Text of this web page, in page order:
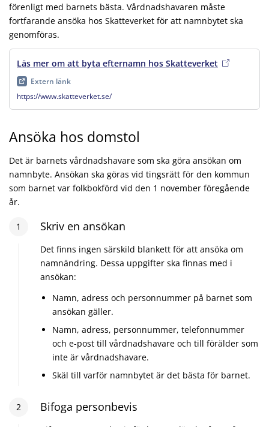
förenligt med barnets bästa. Vårdnadshavaren måste
fortfarande ansöka hos Skatteverket för att namnbytet ska
genomföras.
Läs mer om att byta efternamn hos Skatteverket , extern länk
Extern länk
https://www.skatteverket.se/
Ansöka hos domstol
Det är barnets vårdnadshavare som ska göra ansökan om
namnbyte. Ansökan ska göras vid tingsrätt för den kommun
som barnet var folkbokförd vid den 1 november föregående
år.
1 Steg 1:
Skriv en ansökan
Det finns ingen särskild blankett för att ansöka om
namnändring. Dessa uppgifter ska finnas med i
ansökan:
Namn, adress och personnummer på barnet som
ansökan gäller.
Namn, adress, personnummer, telefonnummer
och e-post till vårdnadshavare och till förälder som
inte är vårdnadshavare.
Skäl till varför namnbytet är det bästa för barnet.
2 Steg2:
Bifoga personbevis